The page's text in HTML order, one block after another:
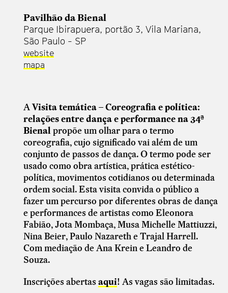
Pavilhão da Bienal
Parque Ibirapuera, portão 3, Vila Mariana,
São Paulo - SP
website
mapa
AVisita temática–Coreografia e política:
relações entre dança e performance na 34ª
Bienalpropõe um olhar para o termo
coreografia, cujo significado vai além de um
conjunto de passos de dança. O termo pode ser
usado como obra artística, prática estético-
política, movimentos cotidianos ou determinada
ordem social. Esta visita convida o público a
fazer um percurso por diferentes obras de dança
e performances de artistas como Eleonora
Fabião, Jota Mombaça, Musa Michelle Mattiuzzi,
Nina Beier, Paulo Nazareth e Trajal Harrell.
Com mediação de Ana Krein e Leandro de
Souza.
Inscrições abertas aqui! As vagas são limitadas.